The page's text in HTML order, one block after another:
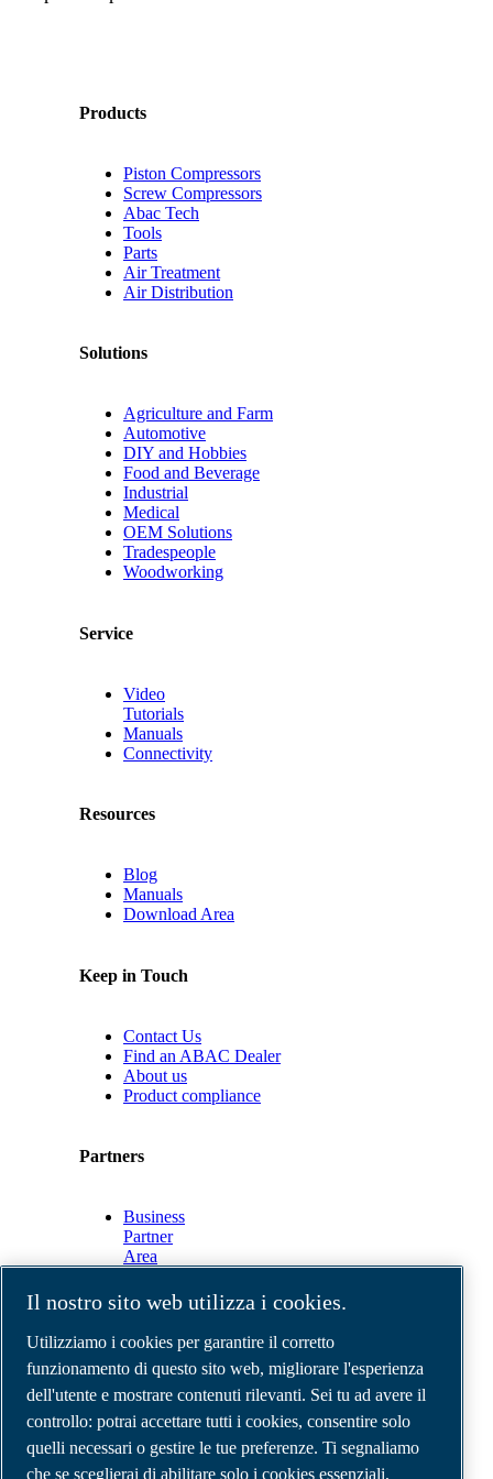
Products
Piston Compressors
Screw Compressors
Abac Tech
Tools
Parts
Air Treatment
Air Distribution
Solutions
Agriculture and Farm
Automotive
DIY and Hobbies
Food and Beverage
Industrial
Medical
OEM Solutions
Tradespeople
Woodworking
Service
Video
Tutorials
Manuals
Connectivity
Resources
Blog
Manuals
Download Area
Keep in Touch
Contact Us
Find an ABAC Dealer
About us
Product compliance
Partners
Business
Partner
Area
Connect
2.0
Business
ABAC
Media
Gallery
©2026 Compressori d'aria ABAC
Note legali e privacy
Il nostro sito web utilizza i cookies.
Utilizziamo i cookies per garantire il corretto
funzionamento di questo sito web, migliorare l'esperienza
dell'utente e mostrare contenuti rilevanti. Sei tu ad avere il
controllo: potrai accettare tutti i cookies, consentire solo
quelli necessari o gestire le tue preferenze. Ti segnaliamo
che se sceglierai di abilitare solo i cookies essenziali,